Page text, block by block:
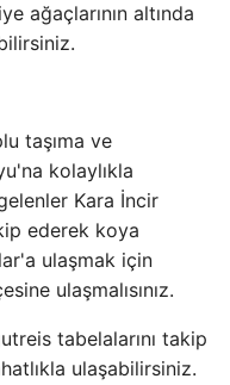
ağaçlarının altında
taşıma ve
kolaylıkla
Kara İncir
ederek koya
ulaşmak için
ulaşmalısınız.
tabelalarını takip
ulaşabilirsiniz.